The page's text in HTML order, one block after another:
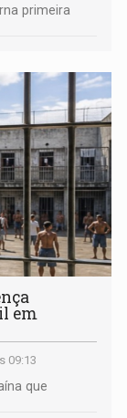
primeira
em
09:13
que